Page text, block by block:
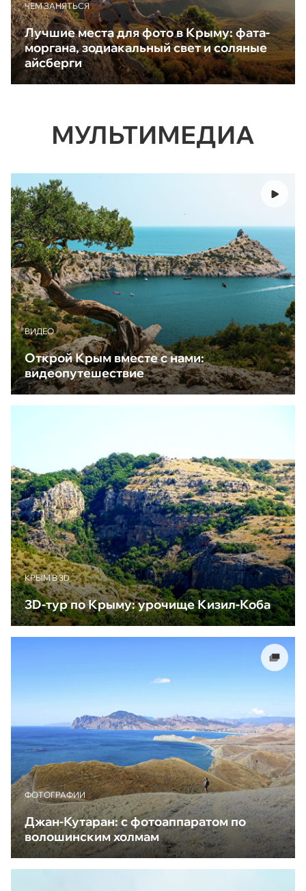
ЧЕМ ЗАНЯТЬСЯ
Лучшие места для фото в Крыму: фата-
моргана, зодиакальный свет и соляные
айсберги
МУЛЬТИМЕДИА
ВИДЕО
Открой Крым вместе с нами:
видеопутешествие
КРЫМ В 3D
3D-тур по Крыму: урочище Кизил-Коба
ФОТОГРАФИИ
Джан-Кутаран: с фотоаппаратом по
волошинским холмам